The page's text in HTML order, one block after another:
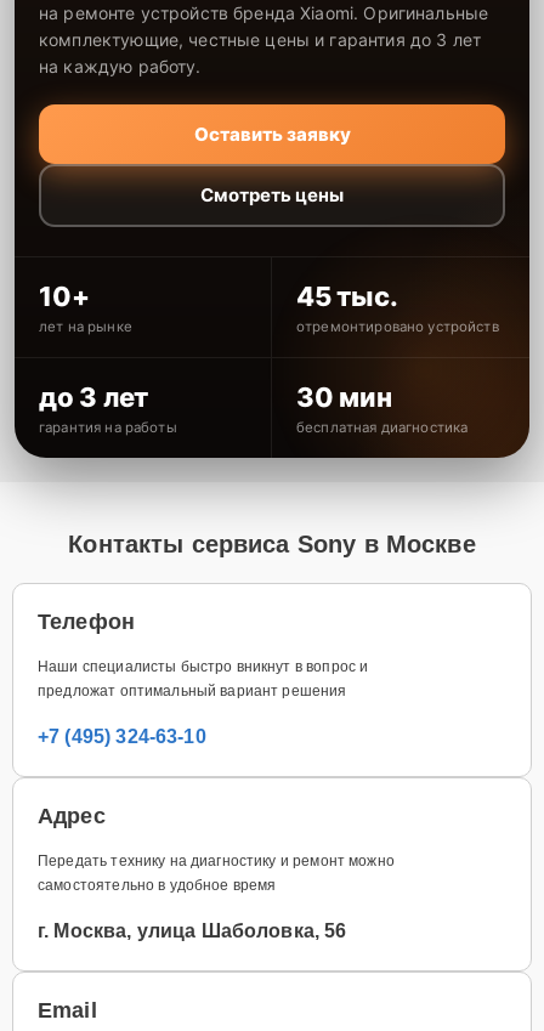
на ремонте устройств бренда Xiaomi. Оригинальные
комплектующие, честные цены и гарантия до 3 лет
на каждую работу.
Оставить заявку
Смотреть цены
10+
лет на рынке
45 тыс.
отремонтировано устройств
до 3 лет
гарантия на работы
30 мин
бесплатная диагностика
Контакты сервиса Sony в Москве
Телефон
Наши специалисты быстро вникнут в вопрос и
предложат оптимальный вариант решения
+7 (495) 324-63-10
Адрес
Передать технику на диагностику и ремонт можно
самостоятельно в удобное время
г. Москва, улица Шаболовка, 56
Email